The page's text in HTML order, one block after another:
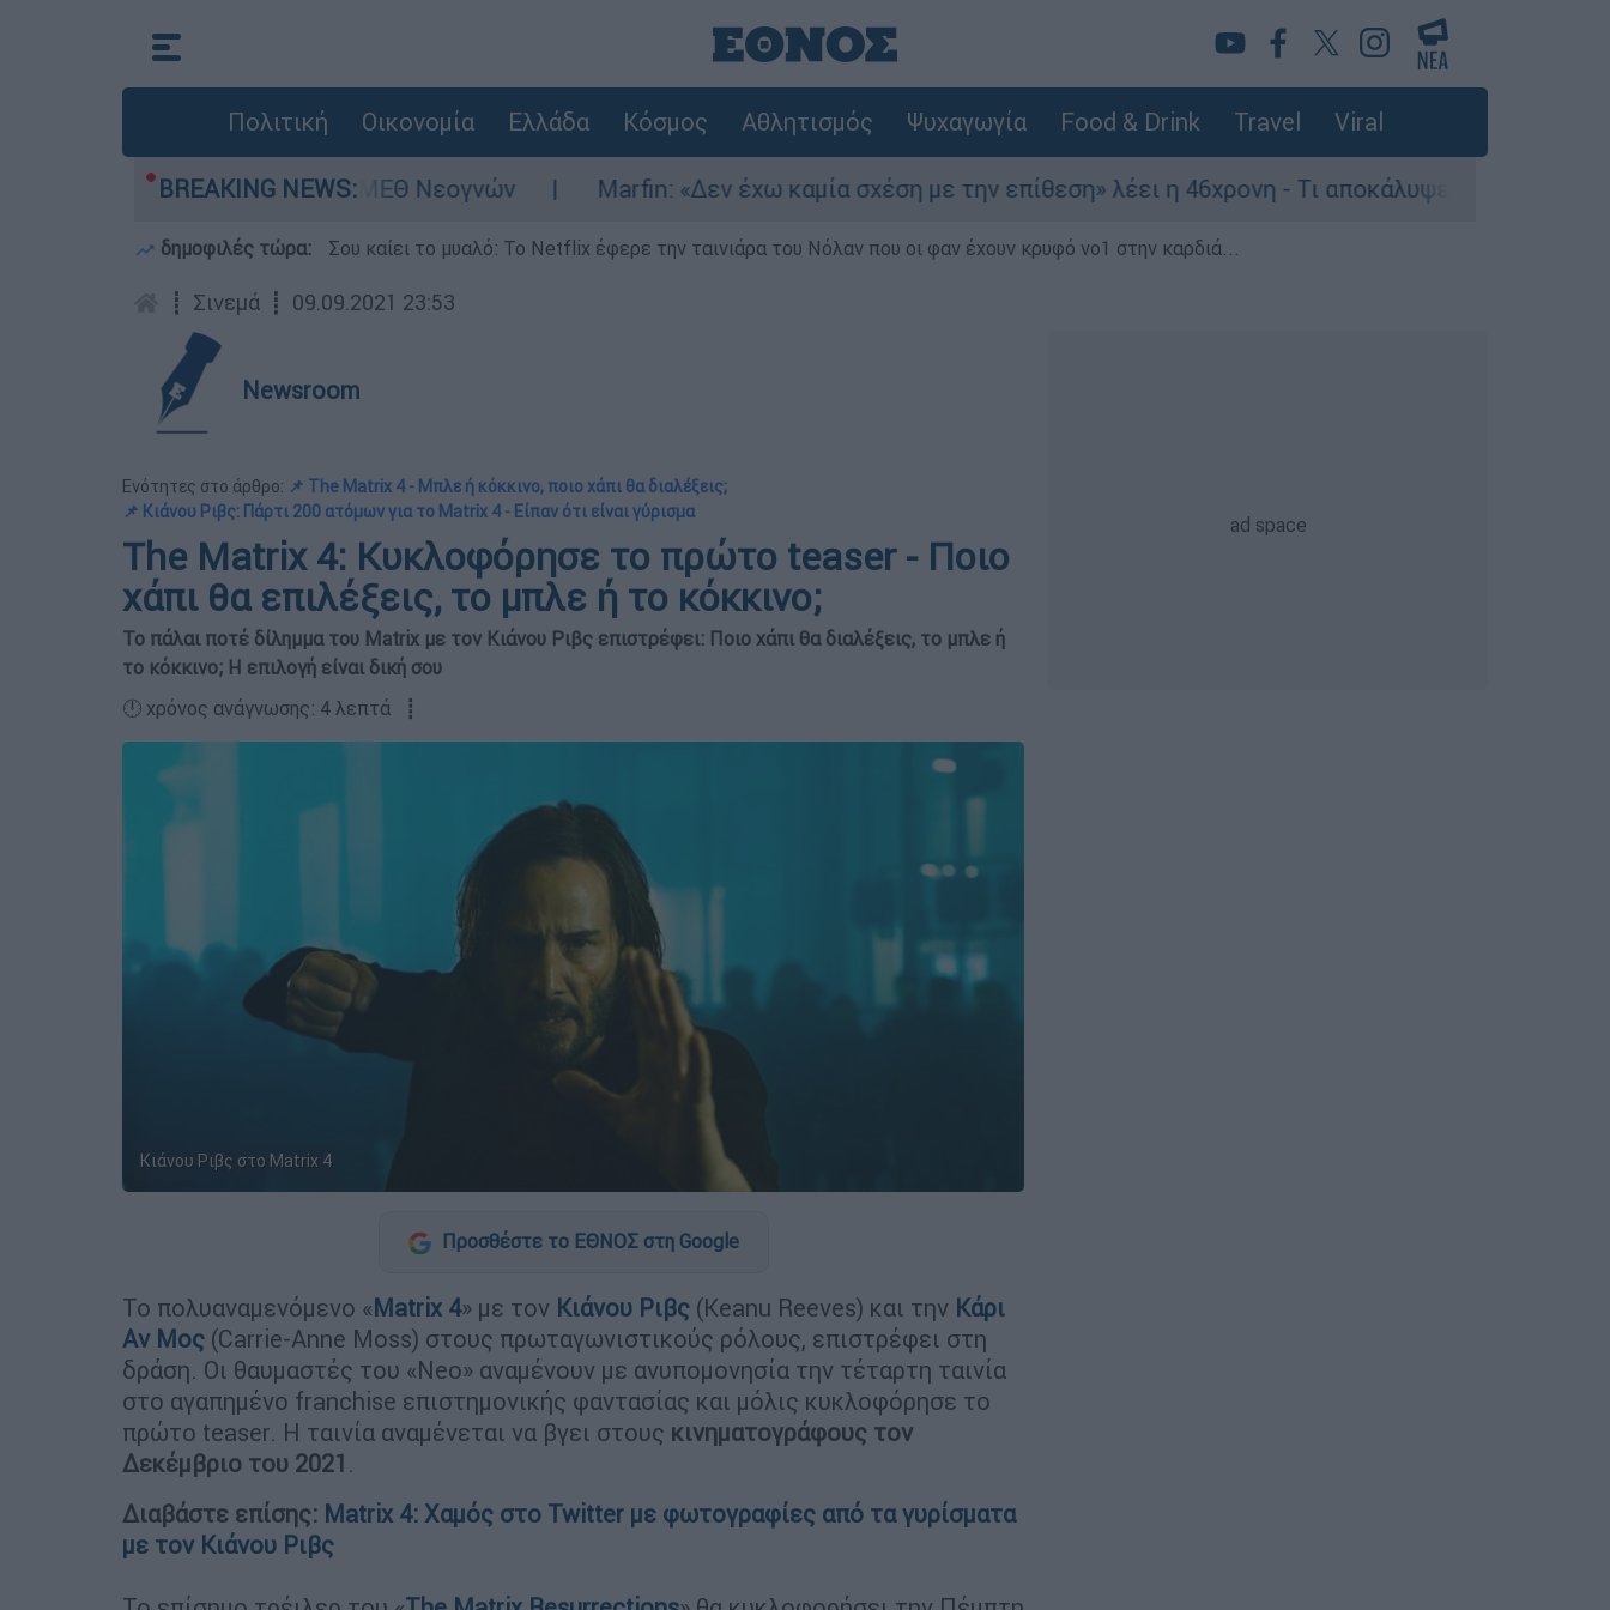
Πολιτική Οικονομία Ελλάδα Κόσμος Αθλητισμός Ψυχαγωγία Food & Drink Travel Viral
BREAKING NEWS:
Νοσηλευόταν στη ΜΕΘ Νεογνών Marfin: «Δεν έχω καμία σχέση με την επίθεση» λέει η 46χρονη - Τι αποκάλυψε στους αστυνομικούς
δημοφιλές τώρα: Σου καίει το μυαλό: Το Netflix έφερε την ταινιάρα του Νόλαν που οι φαν έχουν κρυφό νο1 στην καρδιά...
┋ Σινεμά ┋ 09.09.2021 23:53
Newsroom
Ενότητες στο άρθρο: 📌 The Matrix 4 - Μπλε ή κόκκινο, ποιο χάπι θα διαλέξεις;
📌 Κιάνου Ριβς: Πάρτι 200 ατόμων για το Matrix 4 - Είπαν ότι είναι γύρισμα
The Matrix 4: Κυκλοφόρησε το πρώτο teaser - Ποιο
χάπι θα επιλέξεις, το μπλε ή το κόκκινο;
Το πάλαι ποτέ δίλημμα του Matrix με τον Κιάνου Ριβς επιστρέφει: Ποιο χάπι θα διαλέξεις, το μπλε ή
το κόκκινο; Η επιλογή είναι δική σου
🕛 χρόνος ανάγνωσης: 4 λεπτά ┋
Κιάνου Ριβς στο Matrix 4
Προσθέστε το ΕΘΝΟΣ στη Google
Το πολυαναμενόμενο «Matrix 4» με τον Κιάνου Ριβς (Keanu Reeves) και την Κάρι
Αν Μος (Carrie-Anne Moss) στους πρωταγωνιστικούς ρόλους, επιστρέφει στη
δράση. Οι θαυμαστές του «Neo» αναμένουν με ανυπομονησία την τέταρτη ταινία
στο αγαπημένο franchise επιστημονικής φαντασίας και μόλις κυκλοφόρησε το
πρώτο teaser. Η ταινία αναμένεται να βγει στους κινηματογράφους τον
Δεκέμβριο του 2021 .
Διαβάστε επίσης: Matrix 4: Χαμός στο Twitter με φωτογραφίες από τα γυρίσματα
με τον Κιάνου Ριβς